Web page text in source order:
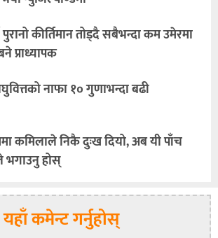
पुरानो कीर्तिमान तोड्दै सबैभन्दा कम उमेरमा
प्राध्यापक
नाफा १० गुणाभन्दा बढी
कमिलाले निकै दुःख दियो, अब यी पाँच
भगाउनु होस्
यहाँ कमेन्ट गर्नुहोस्